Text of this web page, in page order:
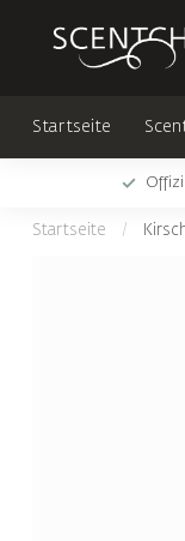
Startseite
Startseite /